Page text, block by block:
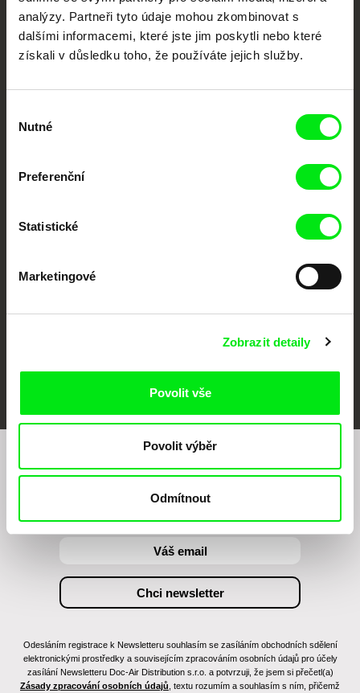
analýzy. Partneři tyto údaje mohou zkombinovat s
dalšími informacemi, které jste jim poskytli nebo které
získali v důsledku toho, že používáte jejich služby.
souhlasu
Nutné
Preferenční
Statistické
Marketingové
Zobrazit detaily
Povolit vše
Povolit výběr
Odmítnout
Portál DAFilms.cz je výsledkem tvůrčí spolupráce 7 klíčových evropských
festivalů dokumentárního filmu sdružených do Doc Alliance. Naším cílem je
posouvat hranice dokumentárního filmu, propagovat jeho rozmanitost a
podporovat kvalitní autorské filmy.
Členové Doc Alliance
DOK Leipzig
FIDMarseille MFDF Ji.hlava Visions du Réel
Chcete být pravidelně informováni o našem
filmovém programu?
Odesláním registrace k Newsletteru souhlasím se zasíláním obchodních sdělení
elektronickými prostředky a souvisejícím zpracováním osobních údajů pro účely
zasílání Newsletteru Doc-Air Distribution s.r.o. a potvrzuji, že jsem si přečetl(a)
Zásady zpracování osobních údajů , textu rozumím a souhlasím s ním, přičemž